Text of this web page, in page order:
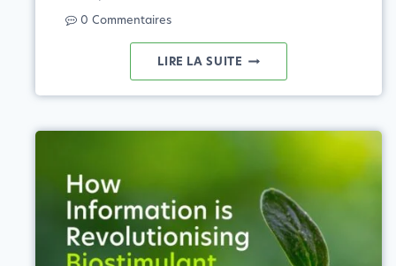
0 Commentaires
LIRE LA SUITE L'AGRICULTURE
ÉQUILIBRÉE
NOURRIR
MONDE
PRÉSERVER